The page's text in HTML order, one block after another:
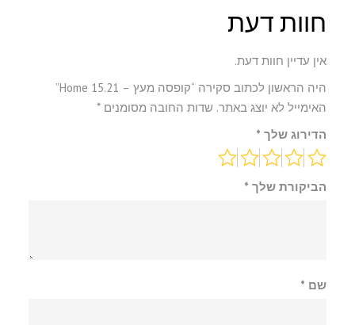
חוות דעת
אין עדיין חוות דעת.
היה הראשון לכתוב סקירה “קופסה מעץ – Home 15.21”
האימייל לא יוצג באתר. שדות החובה מסומנים *
הדירוג שלך *
הביקורת שלך *
שם *